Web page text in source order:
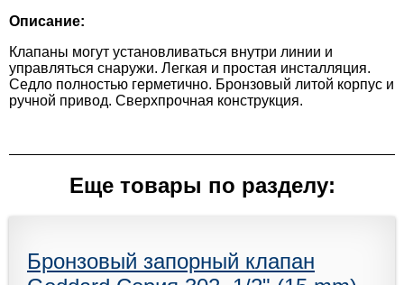
Описание:
Клапаны могут установливаться внутри линии и
управляться снаружи. Легкая и простая инсталляция.
Седло полностью герметично. Бронзовый литой корпус и
ручной привод. Сверхпрочная конструкция.
Еще товары по разделу:
Бронзовый запорный клапан